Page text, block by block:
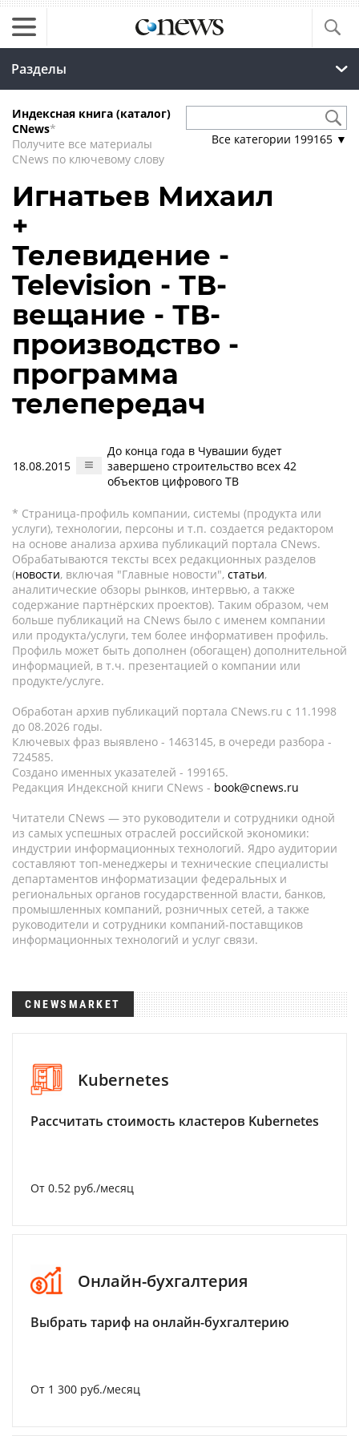
Разделы
Индексная книга (каталог)
CNews*
Получите все материалы
CNews по ключевому слову
Все категории 199165 ▼
Игнатьев Михаил
+
Телевидение -
Television - ТВ-
вещание - ТВ-
производство -
программа
телепередач
18.08.2015
До конца года в Чувашии будет
завершено строительство всех 42
объектов цифрового ТВ
* Страница-профиль компании, системы (продукта или
услуги), технологии, персоны и т.п. создается редактором
на основе анализа архива публикаций портала CNews.
Обрабатываются тексты всех редакционных разделов
(новости, включая "Главные новости", статьи,
аналитические обзоры рынков, интервью, а также
содержание партнёрских проектов). Таким образом, чем
больше публикаций на CNews было с именем компании
или продукта/услуги, тем более информативен профиль.
Профиль может быть дополнен (обогащен) дополнительной
информацией, в т.ч. презентацией о компании или
продукте/услуге.
Обработан архив публикаций портала CNews.ru c 11.1998
до 08.2026 годы.
Ключевых фраз выявлено - 1463145, в очереди разбора -
724585.
Создано именных указателей - 199165.
Редакция Индексной книги CNews - book@cnews.ru
Читатели CNews — это руководители и сотрудники одной
из самых успешных отраслей российской экономики:
индустрии информационных технологий. Ядро аудитории
составляют топ-менеджеры и технические специалисты
департаментов информатизации федеральных и
региональных органов государственной власти, банков,
промышленных компаний, розничных сетей, а также
руководители и сотрудники компаний-поставщиков
информационных технологий и услуг связи.
CNEWSMARKET
Kubernetes
Рассчитать стоимость кластеров Kubernetes
От 0.52 руб./месяц
Онлайн-бухгалтерия
Выбрать тариф на онлайн-бухгалтерию
От 1 300 руб./месяц